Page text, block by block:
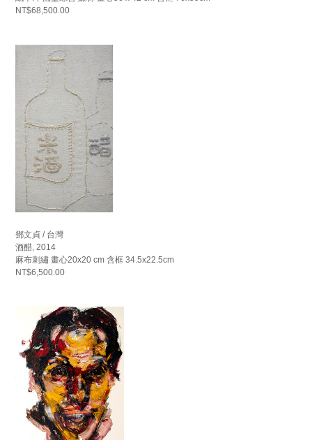
NT$68,500.00
鄧文貞 / 台灣
酒醋, 2014
麻布刺繡 畫心20x20 cm 含框 34.5x22.5cm
NT$6,500.00